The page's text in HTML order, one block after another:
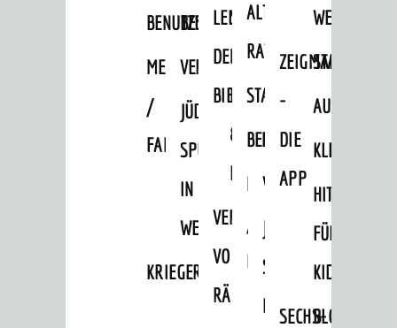
BENUTZUNG
MELDEKARTEI
/
FAMILIENFORSCHUNG
BESTANDSÜBERSICHT
VERÖFFENTLICHUNGEN
JÜDISCHE
SPUREN
IN
WEINHEIM
KRIEGERDENKMAL
LEIHVERKEHR
DER
BIBLIOTHEK
SERVICE
FÜR
LEHRER/INNEN
&
ERZIEHER/INNEN
VERMIETUNG
VON
RÄUMEN
ALTEN
RATHAUS
STADTARCHIV
BENUTZUNG
MELDEKARTEI
/
FAMILIENFORSCHUNG
JÜDISCHE
SPUREN
IN
WEG
ZEIGMAL
-
DIE
APP
STADTTEILE
HITS
FÜR
KIDS
SECHS-BLOGGER